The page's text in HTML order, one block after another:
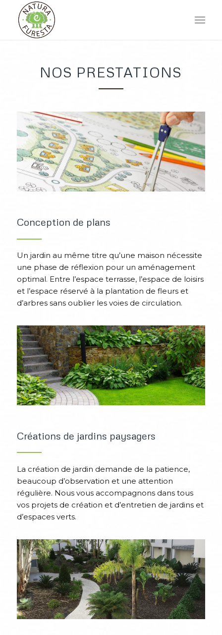
NOS PRESTATIONS
Conception de plans
Un jardin au même titre qu’une maison nécessite
une phase de réflexion pour un aménagement
optimal. Entre l’espace terrasse, l’espace de loisirs
et l’espace réservé à la plantation de fleurs et
d’arbres sans oublier les voies de circulation.
Créations de jardins paysagers
La création de jardin demande de la patience,
beaucoup d’observation et une attention
régulière. Nous vous accompagnons dans tous
vos projets de création et d’entretien de jardins et
d’espaces verts.